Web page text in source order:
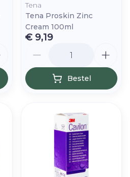
Tena
Tena Proskin Zinc
Cream 100ml
€ 9,19
Bestel